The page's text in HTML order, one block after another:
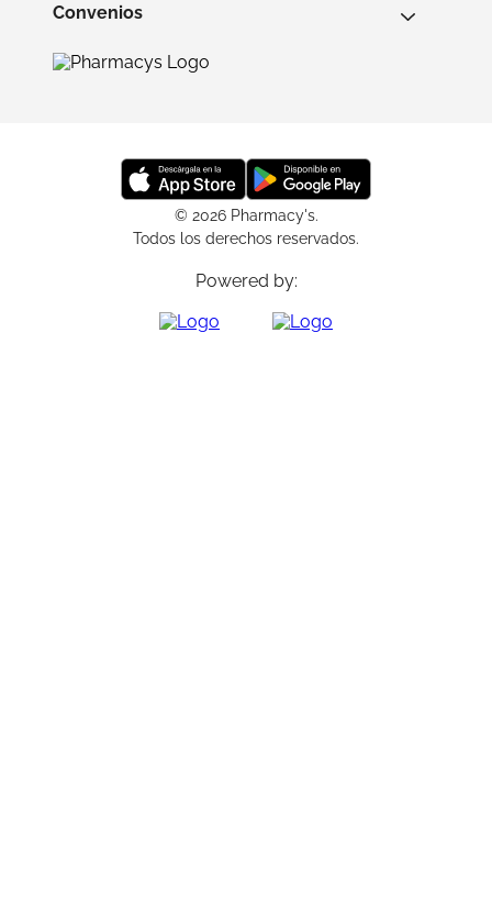
Convenios
© 2026 Pharmacy's.
Todos los derechos reservados.
Powered by: